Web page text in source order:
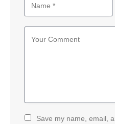
Save my name, email,